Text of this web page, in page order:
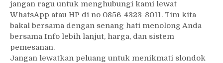
jangan ragu untuk menghubungi kami lewat
WhatsApp atau HP di no 0856-4323-8011. Tim kita
bakal bersama dengan senang hati menolong Anda
bersama Info lebih lanjut, harga, dan sistem
pemesanan.
Jangan lewatkan peluang untuk menikmati slondok